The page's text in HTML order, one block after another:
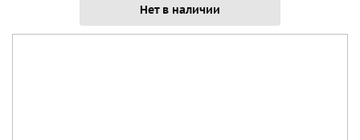
Нет в наличии